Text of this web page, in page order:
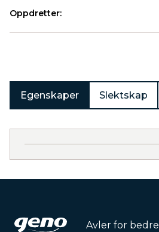
Oppdretter:
Egenskaper Slektskap
Avler for bedre